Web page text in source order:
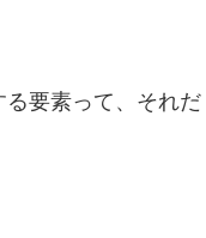
要素って、それだ